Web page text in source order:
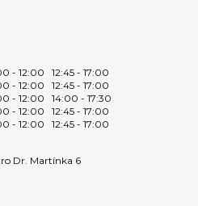
- 12:00
12:45 - 17:00
- 12:00
12:45 - 17:00
- 12:00
14:00 - 17:30
- 12:00
12:45 - 17:00
- 12:00 12:45 - 17:00
Dr. Martínka 6